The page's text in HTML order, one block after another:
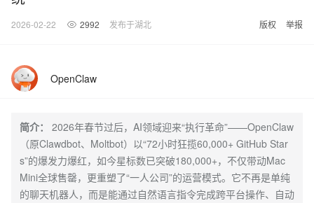
2026-02-22 2992 发布于湖北 版权 举报
OpenClaw
简介：
2026年春节过后，AI领域迎来“执行革命”——OpenClaw
（原Clawdbot、Moltbot）以“72小时狂揽60,000+ GitHub Star
s”的爆发力爆红，如今星标数已突破180,000+，不仅带动Mac
Mini全球售罄，更重塑了“一人公司”的运营模式。它不再是单纯
的聊天机器人，而是能通过自然语言指令完成跨平台操作、自动